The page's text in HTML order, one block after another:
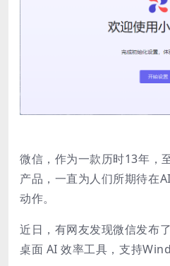
微信，作为一款历时13年，
产品，一直为人们所期待在
动作。
近日，有网友发现微信发布
桌面 AI 效率工具，支持